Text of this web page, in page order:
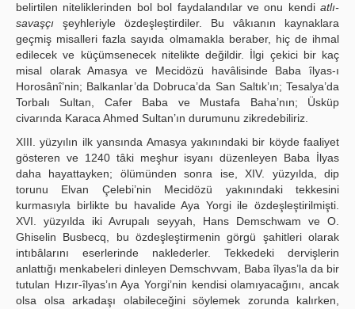
belirtilen niteliklerinden bol bol faydalandılar ve onu kendi atlı-
savaşçı şeyhleriyle özdeşleştirdiler. Bu vâkıanın kaynaklara
geçmiş misalleri fazla sayıda olmamakla beraber, hiç de ihmal
edilecek ve küçümsenecek nitelikte değildir. İlgi çekici bir kaç
misal olarak Amasya ve Mecidözü havâlisinde Baba îlyas-ı
Horosânî’nin; Balkanlar’da Dobruca’da San Saltık’ın; Tesalya’da
Torbalı Sultan, Cafer Baba ve Mustafa Baha’nın; Üsküp
civarında Karaca Ahmed Sultan’ın durumunu zikredebiliriz.
XIII. yüzyılın ilk yansında Amasya yakınındaki bir köyde faaliyet
gösteren ve 1240 tâki meşhur isyanı düzenleyen Baba İlyas
daha hayattayken; ölümünden sonra ise, XIV. yüzyılda, dip
torunu Elvan Çelebi’nin Mecidözü yakınındaki tekkesini
kurmasıyla birlikte bu havalide Aya Yorgi ile özdeşleştirilmişti.
XVI. yüzyılda iki Avrupalı seyyah, Hans Demschwam ve O.
Ghiselin Busbecq, bu özdeşleştirmenin görgü şahitleri olarak
intıbâlarını eserlerinde naklederler. Tekkedeki dervişlerin
anlattığı menkabeleri dinleyen Demschvvam, Baba îlyas’la da bir
tutulan Hızır-îlyas’ın Aya Yorgi’nin kendisi olamıyacağını, ancak
olsa olsa arkadaşı olabileceğini söylemek zorunda kalırken,